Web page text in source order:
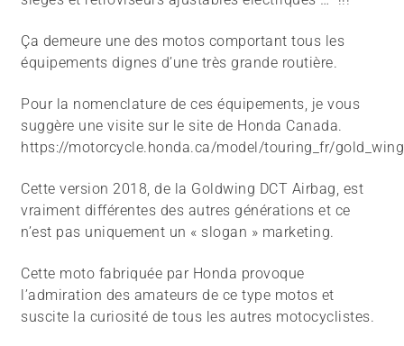
Ça demeure une des motos comportant tous les
équipements dignes d’une très grande routière.
Pour la nomenclature de ces équipements, je vous
suggère une visite sur le site de Honda Canada.
https://motorcycle.honda.ca/model/touring_fr/
Cette version 2018, de la Goldwing DCT Airbag, est
vraiment différentes des autres générations et ce
n’est pas uniquement un « slogan » marketing.
Cette moto fabriquée par Honda provoque
l’admiration des amateurs de ce type motos et
suscite la curiosité de tous les autres motocyclistes.